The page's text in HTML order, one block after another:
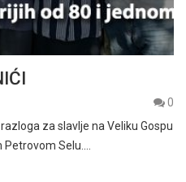
0
za slavlje na Veliku Gospu
Petrovom Selu.…